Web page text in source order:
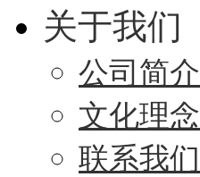
关于我们
公司简介
文化理念
联系我们